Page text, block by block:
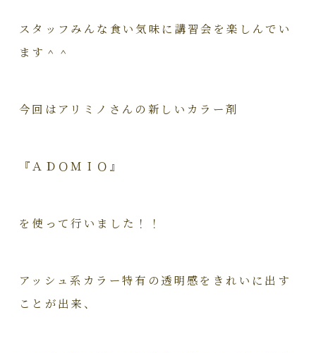
スタッフみんな食い気味に講習会を楽しんでい
ます＾＾
今回はアリミノさんの新しいカラー剤
『ＡＤＯＭＩＯ』
を使って行いました！！
アッシュ系カラー特有の透明感をきれいに出す
ことが出来、